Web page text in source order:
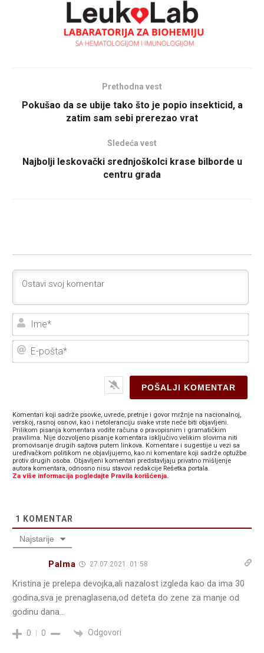
Prethodna vest
Pokušao da se ubije tako što je popio insekticid, a
zatim sam sebi prerezao vrat
Sledeća vest
Najbolji leskovački srednjoškolci krase bilborde u
centru grada
E-
Komentari koji sadrže psovke, uvrede, pretnje i govor mržnje na nacionalnoj,
verskoj, rasnoj osnovi, kao i netoleranciju svake vrste neće biti objavljeni.
Prilikom pisanja komentara vodite računa o pravopisnim i gramatičkim
pravilima. Nije dozvoljeno pisanje komentara isključivo velikim slovima niti
promovisanje drugih sajtova putem linkova. Komentare i sugestije u vezi sa
uređivačkom politikom ne objavljujemo, kao ni komentare koji sadrže optužbe
protiv drugih osoba. Objavljeni komentari predstavljaju privatno mišljenje
autora komentara, odnosno nisu stavovi redakcije Rešetka portala.
Za više informacija pogledajte Pravila korišćenja.
1 KOMENTAR
Najstarije
Palma 27.07.2021. 01:58
Kristina je prelepa devojka,ali nazalost izgleda kao da ima 30
godina,sva je prenaglasena,od deteta do zene za manje od
godinu dana…
0 0 Odgovori